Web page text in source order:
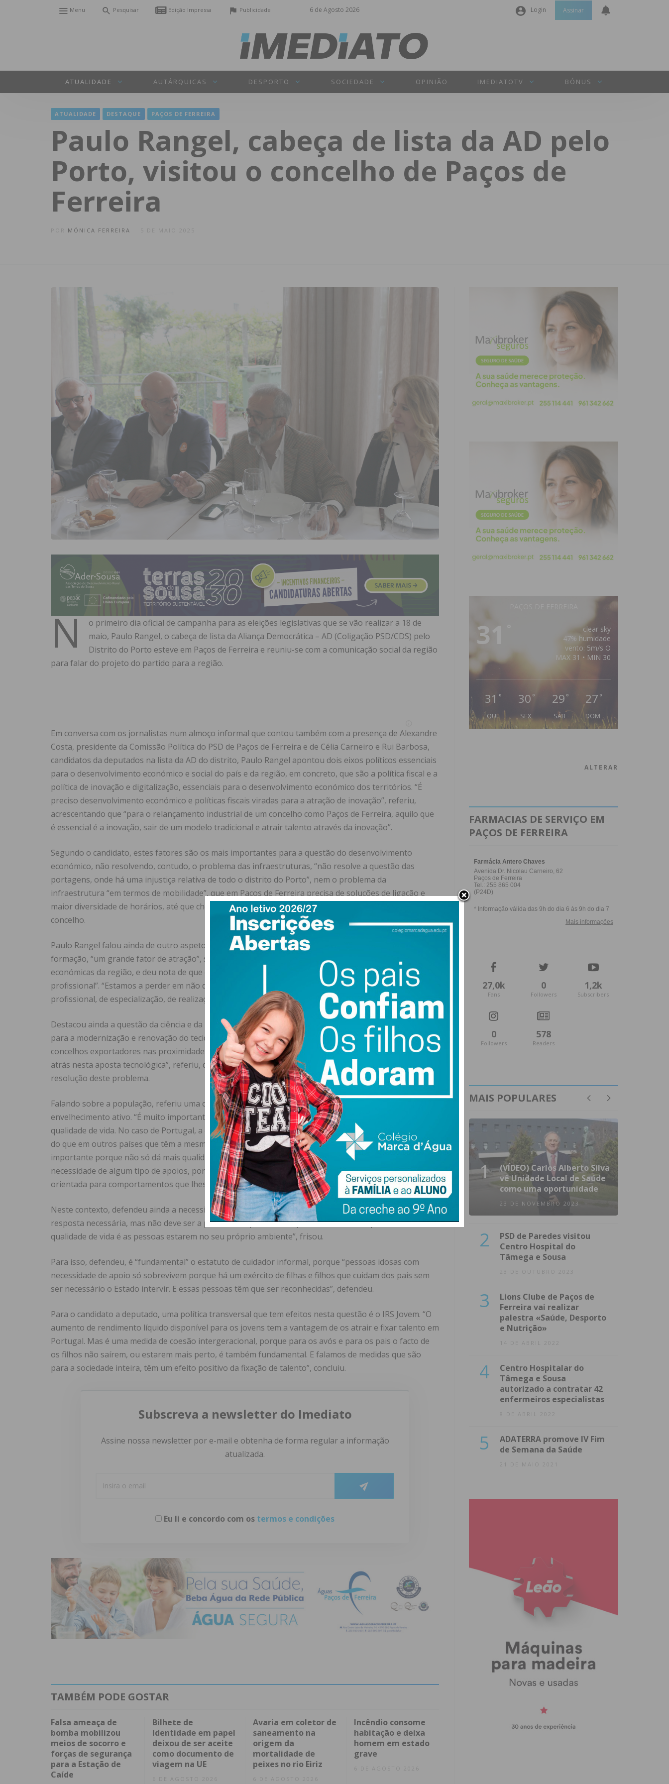
6 de Agosto 2026
Menu Pesquisar Edição Impressa Publicidade Login
Senha
INICIAR SESSÃO
Perdeu a sua senha?
Assinar
ATUALIDADE AUTÁRQUICAS DESPORTO SOCIEDADE OPINIÃO IMEDIATOTV BÓNUS
ATUALIDADE DESTAQUE PAÇOS DE FERREIRA
Paulo Rangel, cabeça de lista da AD pelo
Porto, visitou o concelho de Paços de
Ferreira
MÓNICA FERREIRA 5 DE MAIO 2025
N
o primeiro dia oficial de campanha para as eleições legislativas que se vão realizar a 18 de
maio, Paulo Rangel, o cabeça de lista da Aliança Democrática – AD (Coligação PSD/CDS) pelo
Distrito do Porto esteve em Paços de Ferreira e reuniu-se com a comunicação social da região
para falar do projeto do partido para a região.
Em conversa com os jornalistas num almoço informal que contou também com a presença de Alexandre
Costa, presidente da Comissão Política do PSD de Paços de Ferreira e de Célia Carneiro e Rui Barbosa,
candidatos da deputados na lista da AD do distrito, Paulo Rangel apontou dois eixos políticos essenciais
para o desenvolvimento económico e social do país e da região, em concreto, que são a política fiscal e a
política de inovação e digitalização, essenciais para o desenvolvimento económico dos territórios. “É
preciso desenvolvimento económico e políticas fiscais viradas para a atração de inovação”, referiu,
acrescentando que “para o relançamento industrial de um concelho como Paços de Ferreira, aquilo que
é essencial é a inovação, sair de um modelo tradicional e atrair talento através da inovação”.
Segundo o candidato, estes fatores são os mais importantes para a questão do desenvolvimento
económico, não resolvendo, contudo, o problema das infraestruturas, “não resolve a questão das
portagens, onde há uma injustiça relativa de todo o distrito do Porto”, nem o problema da
infraestrutura “em termos de mobilidade”, que em Paços de Ferreira precisa de soluções de ligação e
maior diversidade de horários, até que chegue a ferrovia, que ajudará a melhorar a mobilidade no
concelho.
Paulo Rangel falou ainda de outro aspeto importante e que se prende com as competências de
formação, “um grande fator de atração”, sendo necessária formação profissional ligada às atividades
económicas da região, e deu nota de que o programa da AD tem “um reforço claro da aposta no ensino
profissional”. “Estamos a perder em não dar aos jovens portugueses uma oportunidade que é
profissional, de especialização, de realização e até de sucesso, do ponto de vista salarial”, referiu.
Destacou ainda a questão da ciência e da inovação, apontando a digitalização como “um fator crítico
para a modernização e renovação do tecido industrial” em Paços de Ferreira e até na região, que tem
concelhos exportadores nas proximidades. “Todos eles têm esta capacidade, mas estão ainda um pouco
atrás nesta aposta tecnológica”, referiu, defendendo “uma aproximação às universidades”, para a
resolução deste problema.
Falando sobre a população, referiu uma outra “linha importante” do programa da AD que é o
envelhecimento ativo. “É muito importante as pessoas terem uma esperança de vida grande, se tiverem
qualidade de vida. No caso de Portugal, a esperança de vida é muito boa, mas a qualidade de vida é pior
do que em outros países que têm a mesma esperança de vida e o envelhecimento ativo é muito
importante porque não só dá mais qualidade de vida, como também vai, em muitos casos, prevenir a
necessidade de algum tipo de apoios, porque as pessoas tiveram uma política orientada para a saúde,
orientada para comportamentos que lhes garantem mais qualidade de vida”.
Neste contexto, defendeu ainda a necessidade de se combater a institucionalização, “que é uma
resposta necessária, mas não deve ser a primeira resposta”. “Porque uma das coisas que alimenta a
qualidade de vida é as pessoas estarem no seu próprio ambiente”, frisou.
Para isso, defendeu, é “fundamental” o estatuto de cuidador informal, porque “pessoas idosas com
necessidade de apoio só sobrevivem porque há um exército de filhas e filhos que cuidam dos pais sem
ser necessário o Estado intervir. E essas pessoas têm que ser reconhecidas”, defendeu.
Para o candidato a deputado, uma política transversal que tem efeitos nesta questão é o IRS Jovem. “O
aumento de rendimento líquido disponível para os jovens tem a vantagem de os atrair e fixar talento em
Portugal. Mas é uma medida de coesão intergeracional, porque para os avós e para os pais o facto de
os filhos não saírem, ou estarem mais perto, é também fundamental. E falamos de medidas que são
para a sociedade inteira, têm um efeito positivo da fixação de talento”, concluiu.
Subscreva a newsletter do Imediato
Assine nossa newsletter por e-mail e obtenha de forma regular a informação
atualizada.
Eu li e concordo com os termos e condições
TAMBÉM PODE GOSTAR
Falsa ameaça de
bomba mobilizou
meios de socorro e
forças de segurança
para a Estação de
Caíde
Bilhete de
Identidade em papel
deixou de ser aceite
como documento de
viagem na UE
6 DE AGOSTO 2026
Avaria em coletor de
saneamento na
origem da
mortalidade de
peixes no rio Eiriz
6 DE AGOSTO 2026
Incêndio consome
habitação e deixa
homem em estado
grave
6 DE AGOSTO 2026
31
clear sky
47% humidade
vento: 5m/s O
MAX 31 • MIN 30
31 °
QUI
30 °
SEX
29 °
SÁB
27 °
DOM
ALTERAR
FARMACIAS DE SERVIÇO EM
PAÇOS DE FERREIRA
27,0k
Fans
0
Followers
1,2k
Subscribers
0
Followers
578
Readers
MAIS POPULARES
1
(VÍDEO) Carlos Alberto Silva
vê Unidade Local de Saúde
como uma oportunidade
23 DE NOVEMBRO 2023
2
PSD de Paredes visitou
Centro Hospital do
Tâmega e Sousa
23 DE OUTUBRO 2023
3
Lions Clube de Paços de
Ferreira vai realizar
palestra «Saúde, Desporto
e Nutrição»
14 DE ABRIL 2022
4
Centro Hospitalar do
Tâmega e Sousa
autorizado a contratar 42
enfermeiros especialistas
8 DE ABRIL 2022
5
ADATERRA promove IV Fim
de Semana da Saúde
21 DE MAIO 2021